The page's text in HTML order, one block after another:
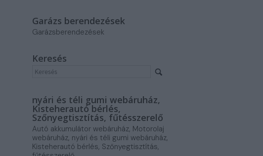
Garázs berendezések
Garázsberendezések
Keresés
nyári és téli gumi webáruház,
Kisteherautó bérlés,
Szőnyegtisztítás, fűtésszerelő
Autó akkumulátor webáruház, Motorolaj
webáruház, nyári és téli gumi webáruház,
Kisteherautó bérlés, Szőnyegtisztítás,